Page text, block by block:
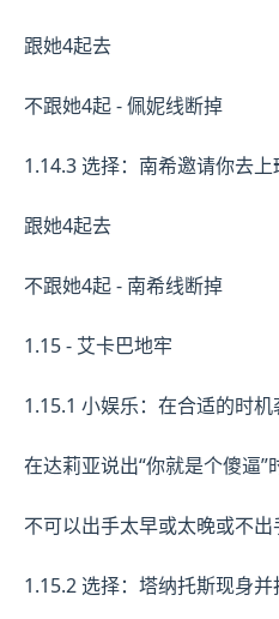
跟她4起去
不跟她4起 - 佩妮线断掉
1.14.3 选择：南希邀请你去上
跟她4起去
不跟她4起 - 南希线断掉
1.15 - 艾卡巴地牢
1.15.1 小娱乐：在合适的时机
在达莉亚说出“你就是个傻逼”
不可以出手太早或太晚或不出
1.15.2 选择：塔纳托斯现身并